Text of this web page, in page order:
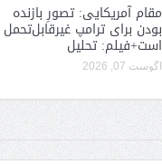
مقام آمریکایی: تصورِ بازنده
بودن برای ترامپ غیرقابل‌تحمل
است+فیلم: تحلیل
آگوست 07, 2026